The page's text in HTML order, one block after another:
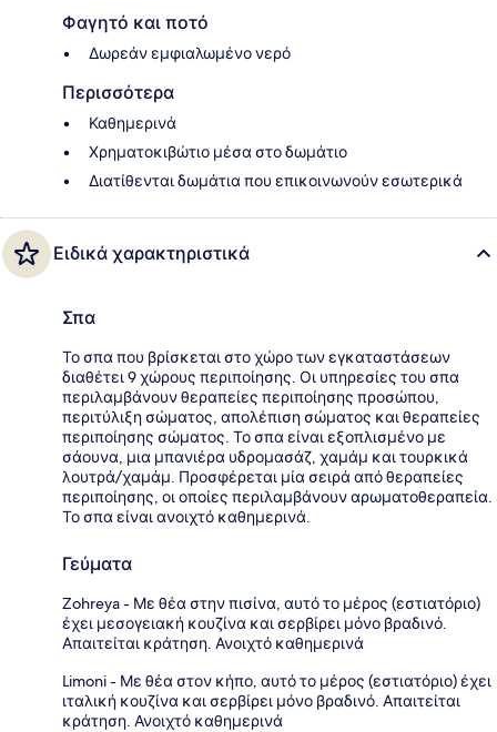
Φαγητό και ποτό
Δωρεάν εμφιαλωμένο νερό
Περισσότερα
Καθημερινά
Χρηματοκιβώτιο μέσα στο δωμάτιο
Διατίθενται δωμάτια που επικοινωνούν εσωτερικά
Ειδικά χαρακτηριστικά
Σπα
Το σπα που βρίσκεται στο χώρο των εγκαταστάσεων
διαθέτει 9 χώρους περιποίησης. Οι υπηρεσίες του σπα
περιλαμβάνουν θεραπείες περιποίησης προσώπου,
περιτύλιξη σώματος, απολέπιση σώματος και θεραπείες
περιποίησης σώματος. Το σπα είναι εξοπλισμένο με
σάουνα, μια μπανιέρα υδρομασάζ, χαμάμ και τουρκικά
λουτρά/χαμάμ. Προσφέρεται μία σειρά από θεραπείες
περιποίησης, οι οποίες περιλαμβάνουν αρωματοθεραπεία.
Το σπα είναι ανοιχτό καθημερινά.
Γεύματα
Zohreya - Με θέα στην πισίνα, αυτό το μέρος (εστιατόριο)
έχει μεσογειακή κουζίνα και σερβίρει μόνο βραδινό.
Απαιτείται κράτηση. Ανοιχτό καθημερινά
Limoni - Με θέα στον κήπο, αυτό το μέρος (εστιατόριο) έχει
ιταλική κουζίνα και σερβίρει μόνο βραδινό. Απαιτείται
κράτηση. Ανοιχτό καθημερινά